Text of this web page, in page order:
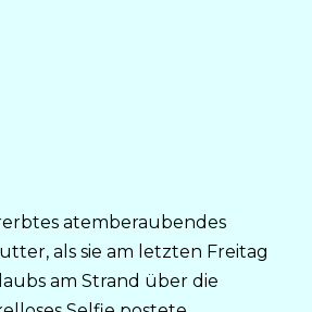
atemberaubendes
als sie am letzten Freitag
am Strand über die